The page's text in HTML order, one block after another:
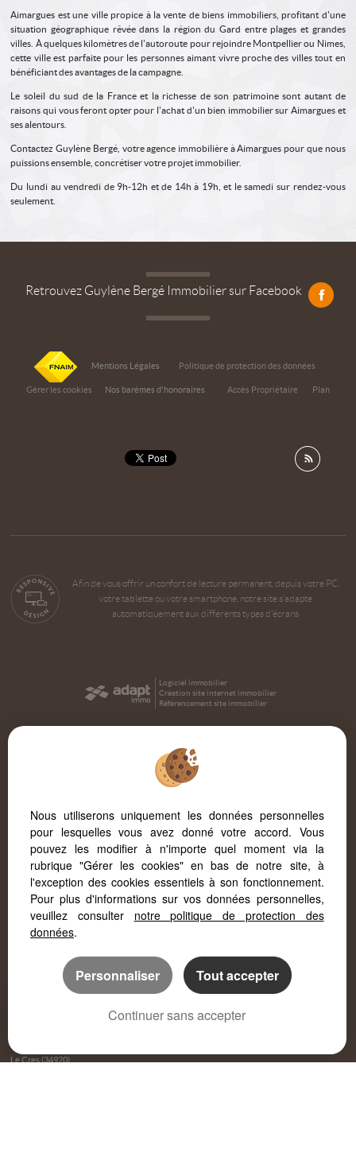
Aimargues est une ville propice à la vente de biens immobiliers, profitant d'une
situation géographique rêvée dans la région du Gard entre plages et grandes
villes. À quelques kilomètres de l'autoroute pour rejoindre Montpellier ou Nimes,
cette ville est parfaite pour les personnes aimant vivre proche des villes tout en
bénéficiant des avantages de la campagne.
Le soleil du sud de la France et la richesse de son patrimoine sont autant de
raisons qui vous feront opter pour l'achat d'un bien immobilier sur Aimargues et
ses alentours.
Contactez Guylène Bergé, votre agence immobilière à Aimargues pour que nous
puissions ensemble, concrétiser votre projet immobilier.
Du lundi au vendredi de 9h-12h et de 14h à 19h, et le samedi sur rendez-vous
seulement.
Retrouvez Guylène Bergé Immobilier sur Facebook
Mentions Légales Politique de protection des données
Gérer les cookies Nos barèmes d'honoraires Accès Propriétaire Plan
Afin de vous offrir un confort de lecture permanent, depuis votre PC,
votre tablette ou votre smartphone, notre site s’adapte
automatiquement aux différents types d'écrans
Logiciel immobilier
Création site internet immobilier
Référencement site immobilier
Aimargues (30470)
Lunel (34400)
Le Cailar (30740)
Sommieres (30250)
Gallargues Le Montueux (30660)
Saint Laurent D'aigouze (30220)
Marsillargues (34590)
Cournonterral (34660)
Aubais (30250)
Le Cres (34920)
Nous utiliserons uniquement les données personnelles
pour lesquelles vous avez donné votre accord. Vous
pouvez les modifier à n'importe quel moment via la
rubrique "Gérer les cookies" en bas de notre site, à
l'exception des cookies essentiels à son fonctionnement.
Pour plus d'informations sur vos données personnelles,
veuillez consulter notre politique de protection des
données.
Personnaliser Tout accepter
Continuer sans accepter